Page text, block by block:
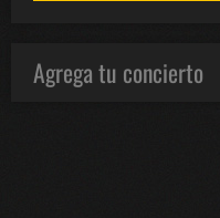
Agrega tu concierto